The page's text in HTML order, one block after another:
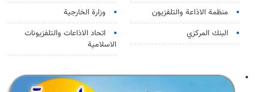
منظمة الاذاعة والتلفزیون
وزارة الخارجية
البنك المركزي
اتحاد الاذاعات والتلفزيونات
الاسلامية